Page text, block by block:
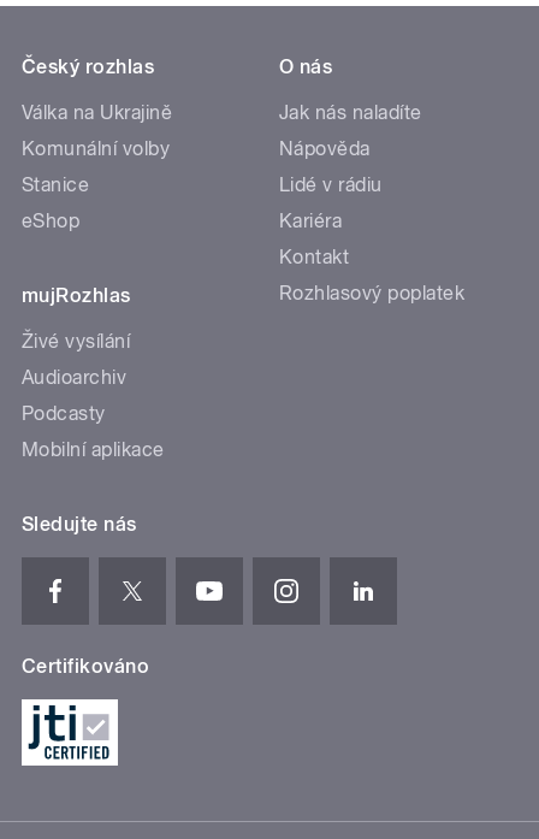
Český rozhlas
Válka na Ukrajině
Komunální volby
Stanice
eShop
mujRozhlas
Živé vysílání
Audioarchiv
Podcasty
Mobilní aplikace
O nás
Jak nás naladíte
Nápověda
Lidé v rádiu
Kariéra
Kontakt
Rozhlasový poplatek
Sledujte nás
Certifikováno